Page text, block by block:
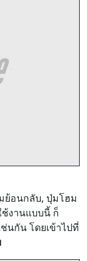
ย้อนกลับ, ปุ่มโฮม
งานแบบนี้ ก็
นกัน โดยเข้าไปที่